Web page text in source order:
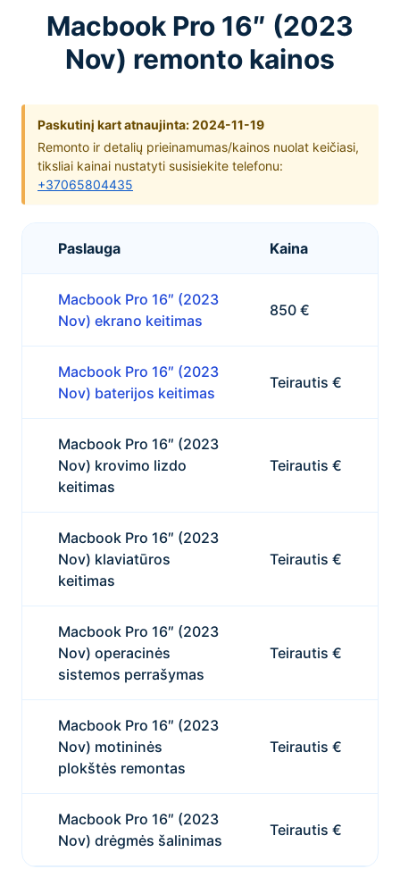
Macbook Pro 16″ (2023
Nov) remonto kainos
Paskutinį kart atnaujinta: 2024-11-19
Remonto ir detalių prieinamumas/kainos nuolat keičiasi,
tiksliai kainai nustatyti susisiekite telefonu:
+37065804435
Paslauga Kaina
Macbook Pro 16″ (2023
Nov) ekrano keitimas
850 €
Macbook Pro 16″ (2023
Nov) baterijos keitimas
Teirautis €
Macbook Pro 16″ (2023
Nov) krovimo lizdo
keitimas
Teirautis €
Macbook Pro 16″ (2023
Nov) klaviatūros
keitimas
Teirautis €
Macbook Pro 16″ (2023
Nov) operacinės
sistemos perrašymas
Teirautis €
Macbook Pro 16″ (2023
Nov) motininės
plokštės remontas
Teirautis €
Macbook Pro 16″ (2023
Nov) drėgmės šalinimas
Teirautis €